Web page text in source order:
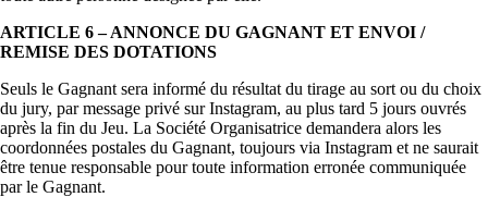
ARTICLE 6 – ANNONCE DU GAGNANT ET ENVOI /
REMISE DES DOTATIONS
Seuls le Gagnant sera informé du résultat du tirage au sort ou du choix
du jury, par message privé sur Instagram, au plus tard 5 jours ouvrés
après la fin du Jeu. La Société Organisatrice demandera alors les
coordonnées postales du Gagnant, toujours via Instagram et ne saurait
être tenue responsable pour toute information erronée communiquée
par le Gagnant.